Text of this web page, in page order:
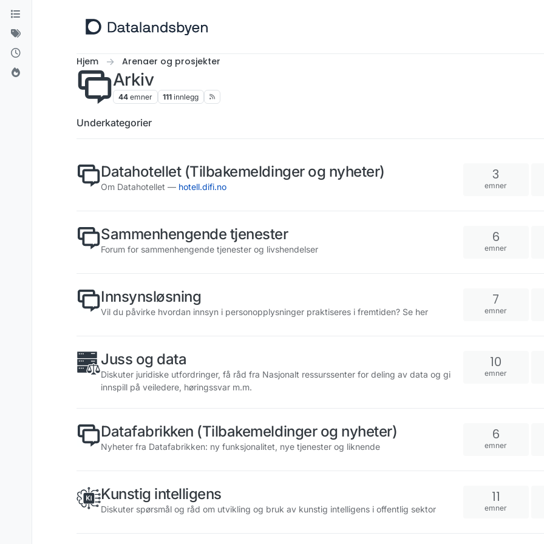
Hopp til innhold
Hjem Arenaer og prosjekter
Arkiv
44 emner 111 innlegg
Underkategorier
Datahotellet (Tilbakemeldinger og nyheter)
Om Datahotellet — hotell.difi.no
3
emner
Sammenhengende tjenester
Forum for sammenhengende tjenester og livshendelser
6
emner
Innsynsløsning
Vil du påvirke hvordan innsyn i personopplysninger praktiseres i fremtiden? Se her
7
emner
Juss og data
Diskuter juridiske utfordringer, få råd fra Nasjonalt ressurssenter for deling av data og gi
innspill på veiledere, høringssvar m.m.
10
emner
Datafabrikken (Tilbakemeldinger og nyheter)
Nyheter fra Datafabrikken: ny funksjonalitet, nye tjenester og liknende
6
emner
Kunstig intelligens
Diskuter spørsmål og råd om utvikling og bruk av kunstig intelligens i offentlig sektor
11
emner